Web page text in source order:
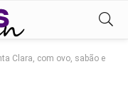
Clara, com ovo, sabão e